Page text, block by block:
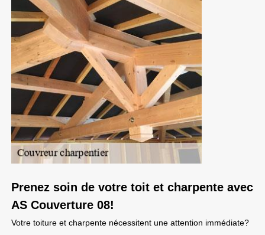
Prenez soin de votre toit et charpente avec
AS Couverture 08!
Votre toiture et charpente nécessitent une attention immédiate?